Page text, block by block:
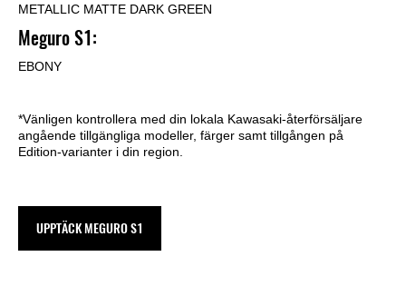
METALLIC MATTE DARK GREEN
Meguro S1:
EBONY
*Vänligen kontrollera med din lokala Kawasaki-återförsäljare
angående tillgängliga modeller, färger samt tillgången på
Edition-varianter i din region.
UPPTÄCK MEGURO S1